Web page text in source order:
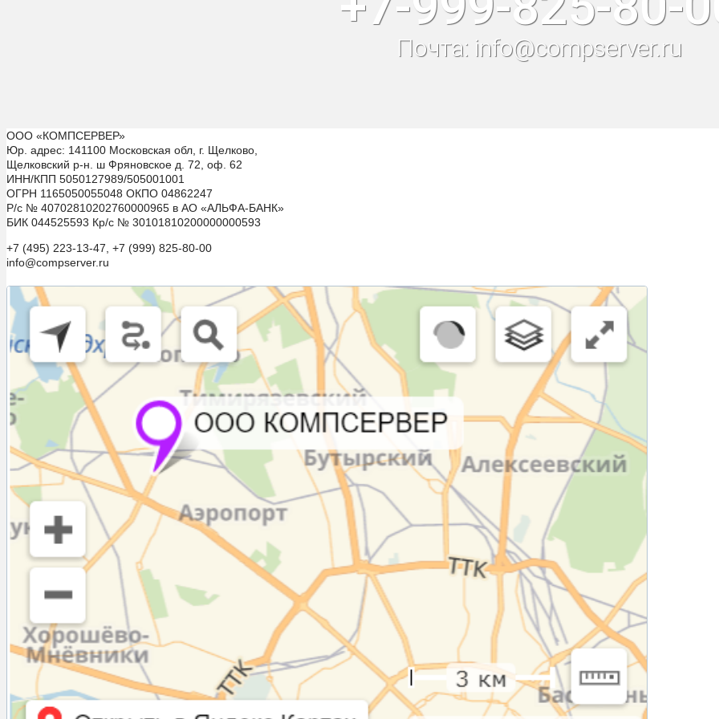
Почта: info@compserver.ru
ООО «КОМПСЕРВЕР»
Юр. адрес: 141100 Московская обл, г. Щелково,
Щелковский р-н. ш Фряновское д. 72, оф. 62
ИНН/КПП 5050127989/505001001
ОГРН 1165050055048 ОКПО 04862247
Р/с № 40702810202760000965 в АО «АЛЬФА-БАНК»
БИК 044525593 Кр/с № 30101810200000000593
+7 (495) 223-13-47, +7 (999) 825-80-00
info@compserver.ru